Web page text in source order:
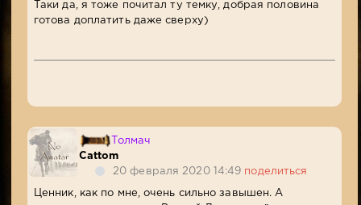
Таки да, я тоже почитал ту темку, добрая половина
готова доплатить даже сверху)
Толмач
Cattom
20 февраля 2020 14:49 поделиться
Ценник, как по мне, очень сильно завышен. А